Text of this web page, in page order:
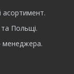
асортимент.
Польщі.
менеджера.